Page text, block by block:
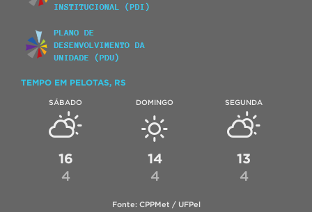
TEMPO EM PELOTAS, RS
SÁBADO
16
4
DOMINGO
14
4
SEGUNDA
13
4
Fonte: CPPMet / UFPel